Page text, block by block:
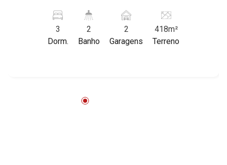
características deste imóvel que a Martinelli
Imobiliária selecionou para você: - 418m² de
área terreno e 102m² de área construída - 3
Imobiliária - excelência absoluta no mercado
3
Dorm.
2
Banho
2
Garagens
418m²
Terreno